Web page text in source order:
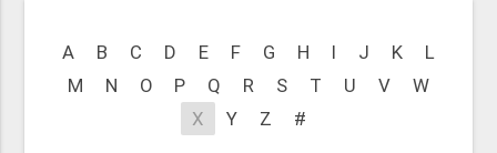
A B C D E F G H I J K
L
M
N O P Q R S T U V
W
X
Y Z #